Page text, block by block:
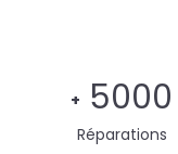
+ 5000
Réparations